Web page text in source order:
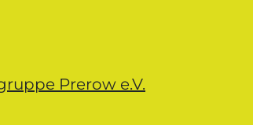
Prerow e.V.